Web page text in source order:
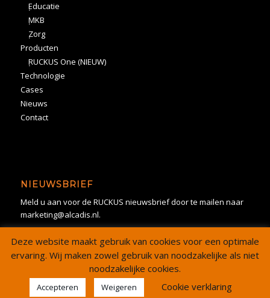
Educatie
MKB
Zorg
Producten
RUCKUS One (NIEUW)
Technologie
Cases
Nieuws
Contact
NIEUWSBRIEF
Meld u aan voor de RUCKUS nieuwsbrief door te mailen naar
marketing@alcadis.nl.
Copyright -Alcadis © 2024 Alle rechten voorbehouden. | Sitemap
Deze website maakt gebruik van cookies voor een optimale
ervaring. Wij maken zowel gebruik van noodzakelijke als niet
noodzakelijke cookies.
Accepteren Weigeren Cookie verklaring